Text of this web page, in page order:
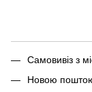
Самовивіз з
Новою поштою